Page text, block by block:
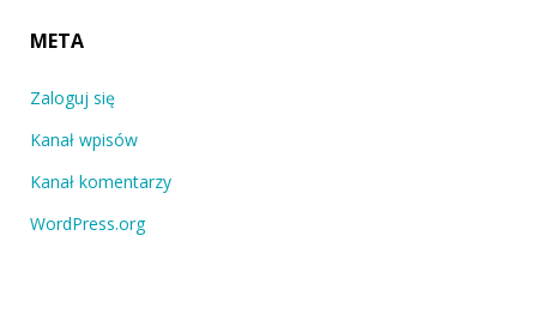
META
Zaloguj się
Kanał wpisów
Kanał komentarzy
WordPress.org